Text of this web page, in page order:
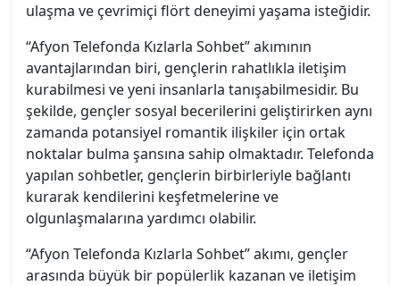
ulaşma ve çevrimiçi flört deneyimi yaşama isteğidir.
“Afyon Telefonda Kızlarla Sohbet” akımının
avantajlarından biri, gençlerin rahatlıkla iletişim
kurabilmesi ve yeni insanlarla tanışabilmesidir. Bu
şekilde, gençler sosyal becerilerini geliştirirken aynı
zamanda potansiyel romantik ilişkiler için ortak
noktalar bulma şansına sahip olmaktadır. Telefonda
yapılan sohbetler, gençlerin birbirleriyle bağlantı
kurarak kendilerini keşfetmelerine ve
olgunlaşmalarına yardımcı olabilir.
“Afyon Telefonda Kızlarla Sohbet” akımı, gençler
arasında büyük bir popülerlik kazanan ve iletişim